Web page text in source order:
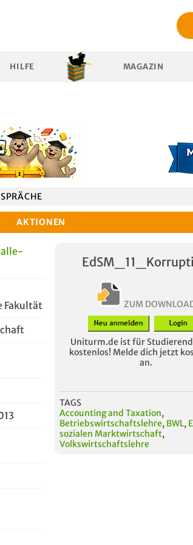
HILFE MAGAZIN
AKTIONEN
Fakultät
ZUM
Uniturm.de ist für
kostenlos! Melde dich jetzt
an.
TAGS
Accounting and Taxation,
Betriebswirtschaftslehre, BWL,
sozialen Marktwirtschaft,
Volkswirtschaftslehre